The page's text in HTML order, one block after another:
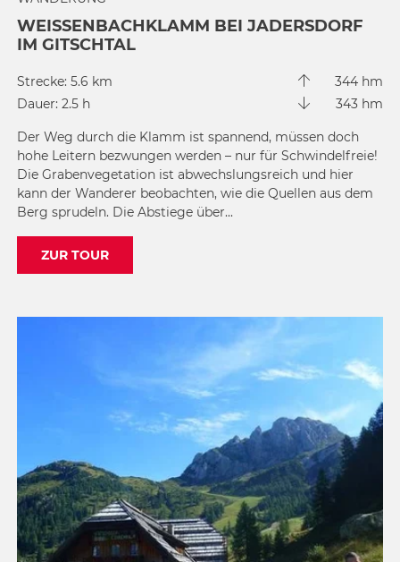
WEISSENBACHKLAMM BEI JADERSDORF I
M GITSCHTAL
Strecke: 5.6 km
344 hm
Dauer: 2.5 h
343 hm
Der Weg durch die Klamm ist spannend, müssen doch
hohe Leitern bezwungen werden – nur für Schwindelfreie!
Die Grabenvegetation ist abwechslungsreich und hier
kann der Wanderer beobachten, wie die Quellen aus dem
Berg sprudeln. Die Abstiege über...
ZUR TOUR